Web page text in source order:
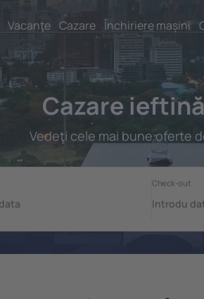
Vacanţe Cazare Închiriere mașini
Cazare
Vedeţi cele mai bune oferte